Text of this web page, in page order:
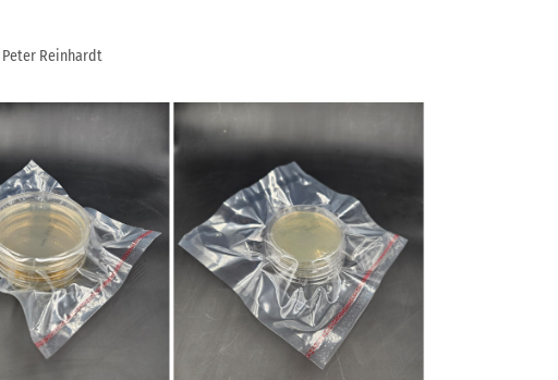
Peter Reinhardt